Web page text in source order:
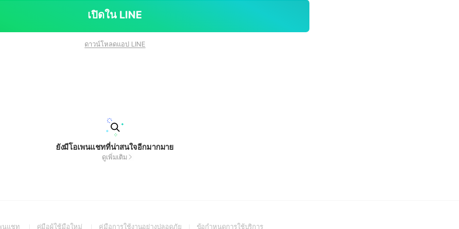
เปิดใน LINE
ดาวน์โหลดแอป LINE
ยังมีโอเพนแชทที่น่าสนใจอีกมากมาย
ดูเพิ่มเติม
นแชท (Openคู่มือผู้ใช้มือใหม่ (Openคู่มือการใช้งานอย่างปลอดภัย(Openข้อกำหนดการใช้บริการ(Open